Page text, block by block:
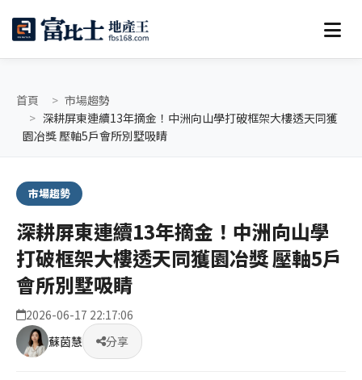
首頁
市場趨勢
深耕屏東連續13年摘金！中洲向山學打破框架大樓透天同獲
園冶獎 壓軸5戶會所別墅吸睛
市場趨勢
深耕屏東連續13年摘金！中洲向山學
打破框架大樓透天同獲園冶獎 壓軸5戶
會所別墅吸睛
2026-06-17 22:17:06
蘇茵慧
分享